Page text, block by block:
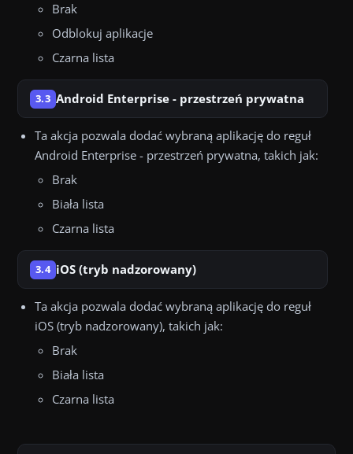
Brak
Odblokuj aplikacje
Czarna lista
3.3 Android Enterprise - przestrzeń prywatna
Ta akcja pozwala dodać wybraną aplikację do reguł
Android Enterprise - przestrzeń prywatna, takich jak:
Brak
Biała lista
Czarna lista
3.4 iOS (tryb nadzorowany)
Ta akcja pozwala dodać wybraną aplikację do reguł
iOS (tryb nadzorowany), takich jak:
Brak
Biała lista
Czarna lista